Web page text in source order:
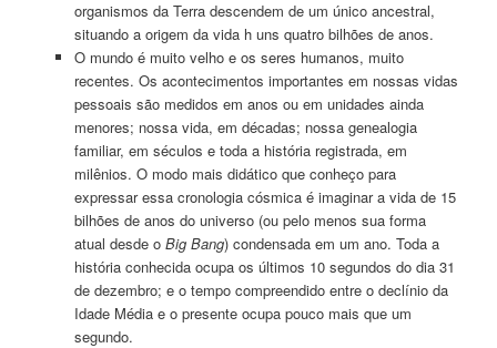
organismos da Terra descendem de um único ancestral,
situando a origem da vida h uns quatro bilhões de anos.
O mundo é muito velho e os seres humanos, muito
recentes. Os acontecimentos importantes em nossas vidas
pessoais são medidos em anos ou em unidades ainda
menores; nossa vida, em décadas; nossa genealogia
familiar, em séculos e toda a história registrada, em
milênios. O modo mais didático que conheço para
expressar essa cronologia cósmica é imaginar a vida de 15
bilhões de anos do universo (ou pelo menos sua forma
atual desde o Big Bang) condensada em um ano. Toda a
história conhecida ocupa os últimos 10 segundos do dia 31
de dezembro; e o tempo compreendido entre o declí­nio da
Idade Média e o presente ocupa pouco mais que um
segundo.